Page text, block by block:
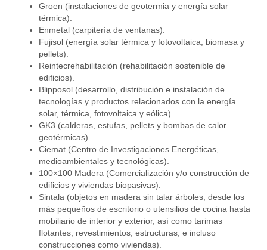
Groen (instalaciones de geotermia y energía solar
térmica).
Enmetal (carpitería de ventanas).
Fujisol (energía solar térmica y fotovoltaica, biomasa y
pellets).
Reintecrehabilitación (rehabilitación sostenible de
edificios).
Blipposol (desarrollo, distribución e instalación de
tecnologías y productos relacionados con la energía
solar, térmica, fotovoltaica y eólica).
GK3 (calderas, estufas, pellets y bombas de calor
geotérmicas).
Ciemat (Centro de Investigaciones Energéticas,
medioambientales y tecnológicas).
100×100 Madera (Comercialización y/o construcción de
edificios y viviendas biopasivas).
Sintala (objetos en madera sin talar árboles, desde los
más pequeños de escritorio o utensilios de cocina hasta
mobiliario de interior y exterior, así como tarimas
flotantes, revestimientos, estructuras, e incluso
construcciones como viviendas).